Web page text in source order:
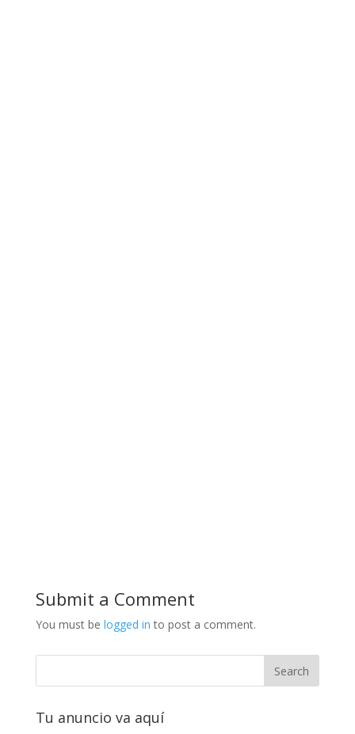
Submit a Comment
You must be logged in to post a comment.
Tu anuncio va aquí